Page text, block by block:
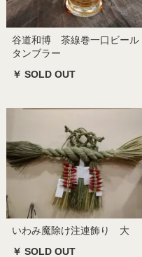
谷道和博 茶線巻一口ビール
タンブラー
￥ SOLD OUT
いわみ魔除け注連飾り 大
￥ SOLD OUT